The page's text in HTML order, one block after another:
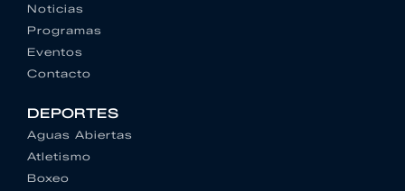
Noticias
Programas
Eventos
Contacto
DEPORTES
Aguas Abiertas
Atletismo
Boxeo